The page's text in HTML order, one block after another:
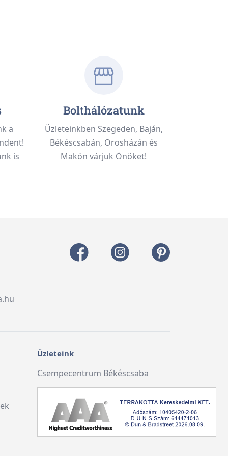
a
is
Bolthálózatunk
Üzleteinkben Szegeden, Baján,
Békéscsabán, Orosházán és
Makón várjuk Önöket!
Üzleteink
Csempecentrum Békéscsaba